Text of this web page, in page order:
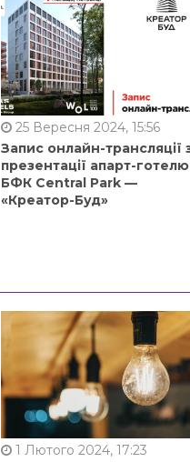
25 Вересня 2024, 15:56
Запис онлайн-трансляції
презентації апарт-
БФК Central Park —
«Креатор-Буд»
1 Лютого 2024, 17:23